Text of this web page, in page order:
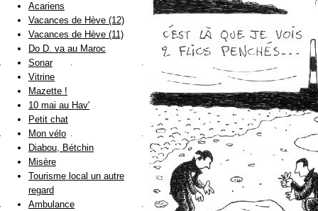
Acariens
Vacances de Hève (12)
Vacances de Hève (11)
Do D. va au Maroc
Sonar
Vitrine
Mazette !
10 mai au Hav'
Petit chat
Mon vélo
Diabou, Bétchin
Misère
Tourisme local un autre
regard
Ambulance